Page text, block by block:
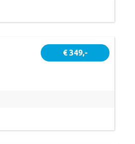
€ 349,-